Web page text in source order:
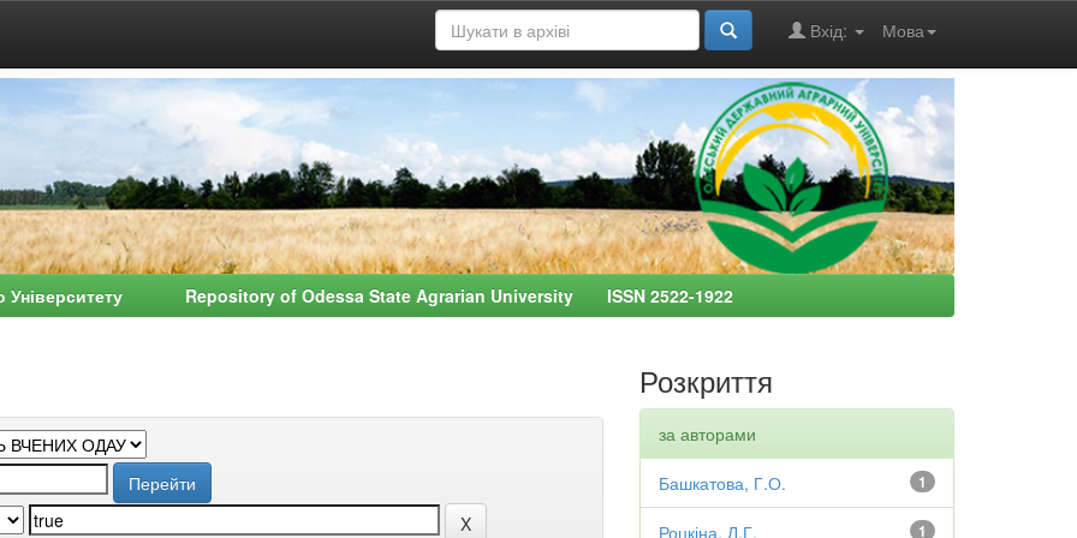
Мова
Вхід:
Університету Repository of Odessa State Agrarian University ISSN 2522-1922
Розкриття
за авторами
1
Башкатова, Г.О.
1
Роцкіна, Л.Г.